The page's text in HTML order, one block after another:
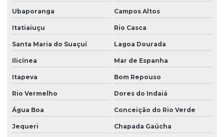
Ubaporanga Campos Altos
Itatiaiuçu Rio Casca
Santa Maria do Suaçuí Lagoa Dourada
Ilicínea Mar de Espanha
Itapeva Bom Repouso
Rio Vermelho Dores do Indaiá
Água Boa Conceição do Rio Verde
Jequeri Chapada Gaúcha